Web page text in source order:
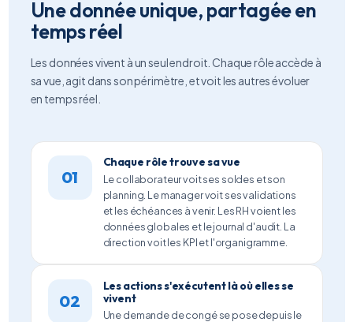
Une donnée unique, partagée en
temps réel
Les données vivent à un seul endroit. Chaque rôle accède à
sa vue, agit dans son périmètre, et voit les autres évoluer
en temps réel.
01
Chaque rôle trouve sa vue
Le collaborateur voit ses soldes et son
planning. Le manager voit ses validations
et les échéances à venir. Les RH voient les
données globales et le journal d'audit. La
direction voit les KPI et l'organigramme.
02
Les actions s'exécutent là où elles se
vivent
Une demande de congé se pose depuis le